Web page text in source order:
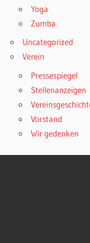
Yoga
Zumba
Uncategorized
Verein
Pressespiegel
Stellenanzeigen
Vorstand
Wir gedenken